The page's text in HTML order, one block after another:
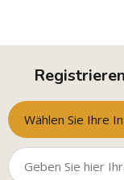
Wählen Sie Ihre